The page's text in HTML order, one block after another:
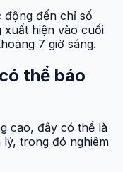
động đến chỉ số
xuất hiện vào cuối
7 giờ sáng.
thể báo
cao, đây có thể là
trong đó nghiêm